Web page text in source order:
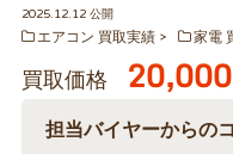
2025.12.12 公開
エアコン 買取実績
家電
買取価格 20,000
担当バイヤーからの